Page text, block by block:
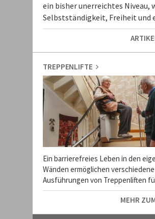
ein bisher unerreichtes Niveau,
Selbstständigkeit, Freiheit und
TREPPENLIFTE
Ein barrierefreies Leben in den
Wänden ermöglichen verschiedene
Ausführungen von Treppenliften
MEHR